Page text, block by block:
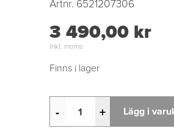
Artnr. 6521207306
3 490,00 kr
Inkl. moms
Finns i lager
- + Lägg i